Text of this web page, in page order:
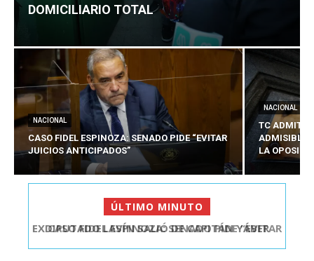
DOMICILIARIO TOTAL
NACIONAL
CASO FIDEL ESPINOZA: SENADO PIDE “EVITAR
JUICIOS ANTICIPADOS”
NACIONAL
TC ADMITE
ADMISIBLES
LA
ÚLTIMO MINUTO
CASO FIDEL ESPINOZA: SENADO PIDE “EVITAR